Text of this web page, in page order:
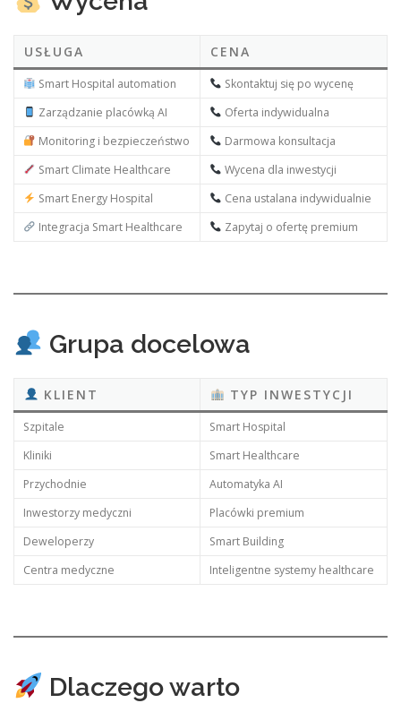
USŁUGA CENA
Smart Hospital automation
Skontaktuj się po wycenę
Zarządzanie placówką AI
Oferta indywidualna
Monitoring i bezpieczeństwo
Darmowa konsultacja
Smart Climate Healthcare
Wycena dla inwestycji
Smart Energy Hospital
Cena ustalana indywidualnie
Integracja Smart Healthcare
Zapytaj o ofertę premium
Grupa docelowa
KLIENT TYP INWESTYCJI
Szpitale
Smart Hospital
Kliniki
Smart Healthcare
Przychodnie
Automatyka AI
Inwestorzy medyczni
Placówki premium
Deweloperzy
Smart Building
Centra medyczne
Inteligentne systemy healthcare
Dlaczego warto